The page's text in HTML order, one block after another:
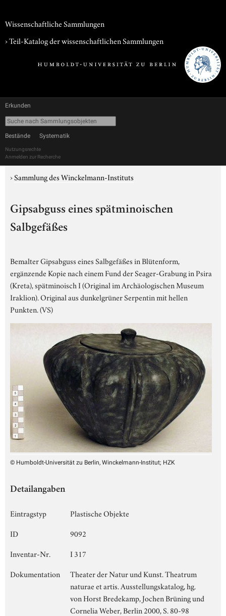
Wissenschaftliche Sammlungen
› Teil-Katalog der wissenschaftlichen Sammlungen
Erkunden
Bestände Systematik
Nutzungsrechte
Anmelden zur Recherche
›Sammlung des Winckelmann-Instituts
Gipsabguss eines spätminoischen
Salbgefäßes
Bemalter Gipsabguss eines Salbgefäßes in Blütenform,
ergänzende Kopie nach einem Fund der Seager-Grabung in Psira
(Kreta), spätminoisch I (Original im Archäologischen Museum
Iraklion). Original aus dunkelgrüner Serpentin mit hellen
Punkten. (VS)
© Humboldt-Universität zu Berlin, Winckelmann-Institut; HZK
Detailangaben
Eintragstyp
Plastische Objekte
ID
9092
Inventar-Nr.
I 317
Dokumentation
Theater der Natur und Kunst. Theatrum
naturae et artis. Ausstellungskatalog, hg.
von Horst Bredekamp, Jochen Brüning und
Cornelia Weber, Berlin 2000, S. 80-98